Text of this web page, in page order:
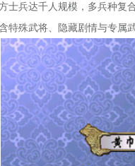
士兵达千人规模，多兵种复
特殊武将、隐藏剧情与专属